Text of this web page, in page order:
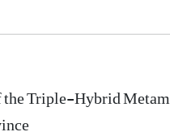
Triple-Hybrid